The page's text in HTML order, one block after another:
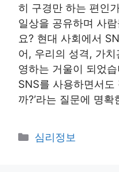
히 구경만 하는 편인
일상을 공유하며 사
요? 현대 사회에서
어, 우리의 성격, 가
영하는 거울이 되었
SNS를 사용하면서도
까?’라는 질문에 명
카
심리정보